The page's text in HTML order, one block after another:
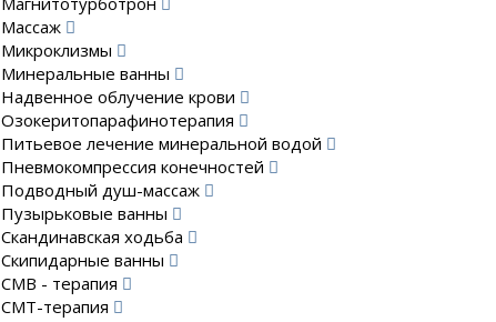
Массаж
Микроклизмы
Минеральные ванны
Надвенное облучение крови
Озокеритопарафинотерапия
Питьевое лечение минеральной водой
Пневмокомпрессия конечностей
Подводный душ-массаж
Пузырьковые ванны
Скандинавская ходьба
Скипидарные ванны
СМВ - терапия
СМТ-терапия